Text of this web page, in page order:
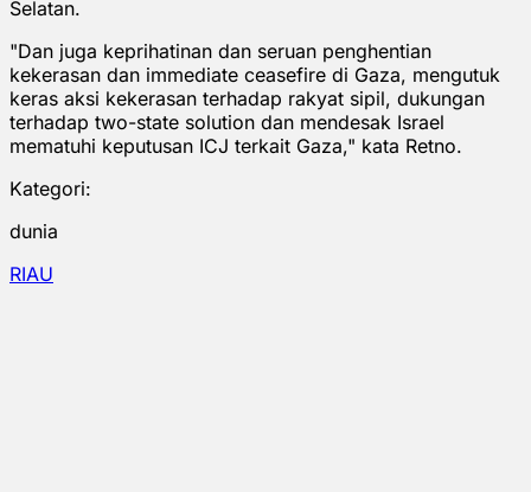
Selatan.
"Dan juga keprihatinan dan seruan penghentian
kekerasan dan immediate ceasefire di Gaza, mengutuk
keras aksi kekerasan terhadap rakyat sipil, dukungan
terhadap two-state solution dan mendesak Israel
mematuhi keputusan ICJ terkait Gaza," kata Retno.
Kategori:
dunia
RIAU